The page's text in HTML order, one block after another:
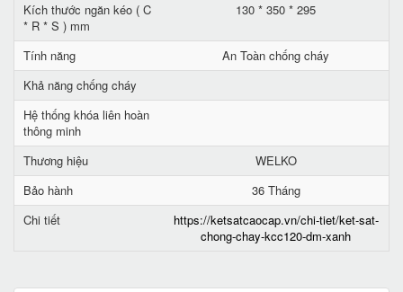
Kích thước ngăn kéo ( C
* R * S ) mm
130 * 350 * 295
Tính năng
An Toàn chống cháy
Khả năng chống cháy
Hệ thống khóa liên hoàn
thông minh
Thương hiệu
WELKO
Bảo hành
36 Tháng
Chi tiết
https://ketsatcaocap.vn/chi-tiet/ket-sat-
chong-chay-kcc120-dm-xanh